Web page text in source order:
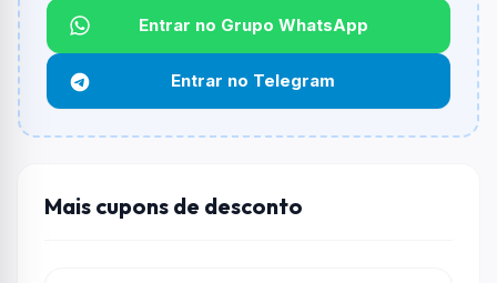
Não informado ou sem limite.
Funciona em qualquer produto?
Não necessariamente. Depende de itens participantes
e alguns vendedores ou produtos especificos podem
não aceitar cupons.
Entrar no Grupo WhatsApp
Entrar no Telegram
Mais cupons de desconto